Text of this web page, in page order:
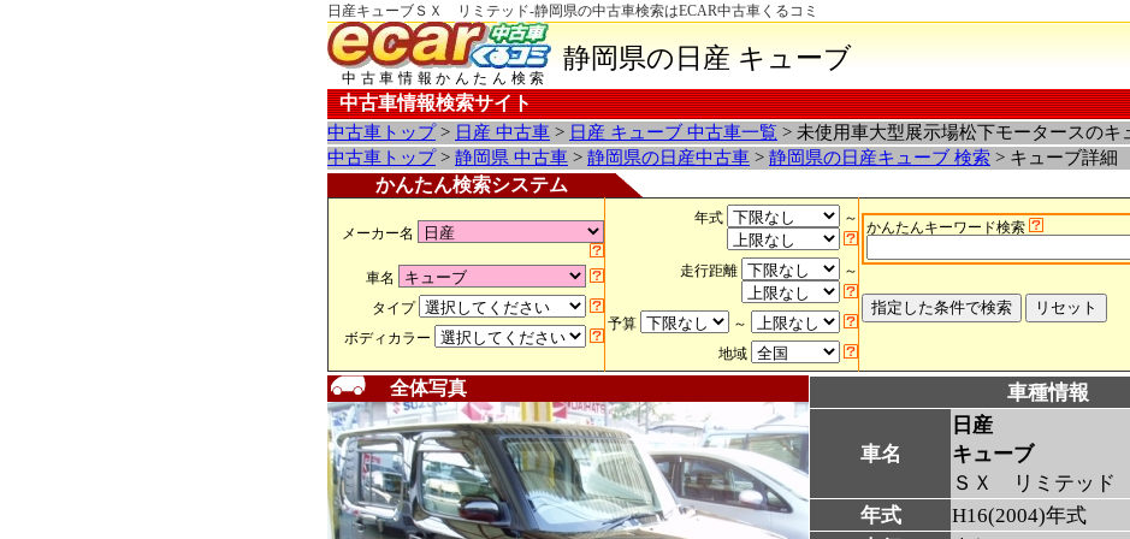
日産キューブＳＸ リミテッド-静岡県の中古車検索はECAR中古車くるコミ
中古車情報かんたん検索
静岡県の日産 キューブ
中古車情報検索サイト
中古車トップ> 日産 中古車 > 日産 キューブ 中古車一覧 > 未使用車大型展示場松下モータースのキ
中古車トップ> 静岡県 中古車 > 静岡県の日産中古車 > 静岡県の日産キューブ 検索 > キューブ詳細
かんたん検索システム
メーカー名
車名
タイプ
ボディカラー
年式 ～
走行距離 ～
予算
～
地域
かんたんキーワード検索
全体写真 車種情報
車名
日産
キューブ
ＳＸ リミテッド
年式
H16(2004)年式